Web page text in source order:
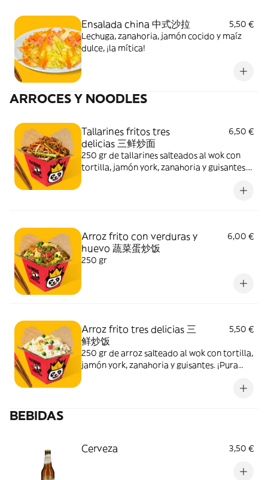
Ensalada china 中式沙拉
5,50 €
Lechuga, zanahoria, jamón cocido y maíz
dulce, ¡la mítica!
ARROCES Y NOODLES
Tallarines fritos tres
delicias 三鲜炒面
6,50 €
250 gr de tallarines salteados al wok con
tortilla, jamón york, zanahoria y guisantes.
Arroz frito con verduras y
huevo 蔬菜蛋炒饭
6,00 €
250 gr
Arroz frito tres delicias 三
鲜炒饭
5,50 €
250 gr de arroz salteado al wok con tortilla,
jamón york, zanahoria y guisantes. ¡Pura
BEBIDAS
Cerveza 3,50 €